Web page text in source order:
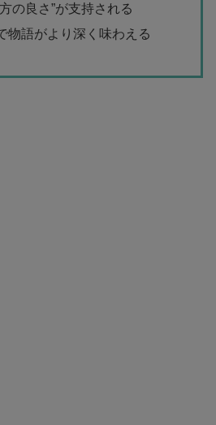
の良さ”が支持される
物語がより深く味わえる